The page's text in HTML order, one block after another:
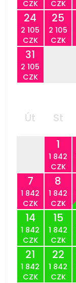
CZK
CZK
24
2 105
CZK
25
2 105
CZK
31
2 105
CZK
Út St
1
1 842
CZK
7
1 842
CZK
8
1 842
CZK
14
1 842
CZK
15
1 842
CZK
21
1 842
CZK
22
1 842
CZK